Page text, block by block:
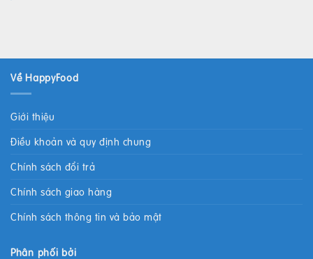
Về HappyFood
Giới thiệu
Điều khoản và quy định chung
Chính sách đổi trả
Chính sách giao hàng
Chính sách thông tin và bảo mật
Phân phối bởi